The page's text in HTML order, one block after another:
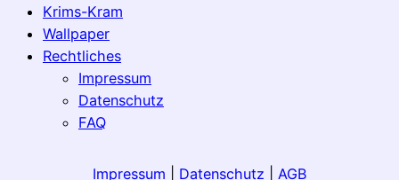
Krims-Kram
Wallpaper
Rechtliches
Impressum
Datenschutz
FAQ
Impressum Datenschutz AGB